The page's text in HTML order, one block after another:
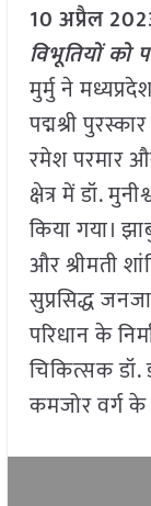
10 अप्रैल
विभूतियों को
मुर्मु ने
पद्मश्री
रमेश परमार
क्षेत्र में डॉ.
किया गया।
और श्रीमती
सुप्रसिद्ध
परिधान के
चिकित्सक
कमजोर वर्ग के